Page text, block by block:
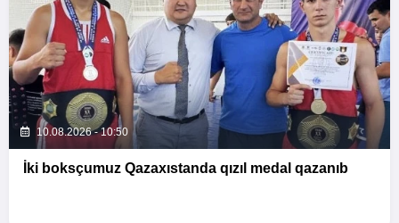
10.08.2026 - 10:50
İki boksçumuz Qazaxıstanda qızıl medal qazanıb